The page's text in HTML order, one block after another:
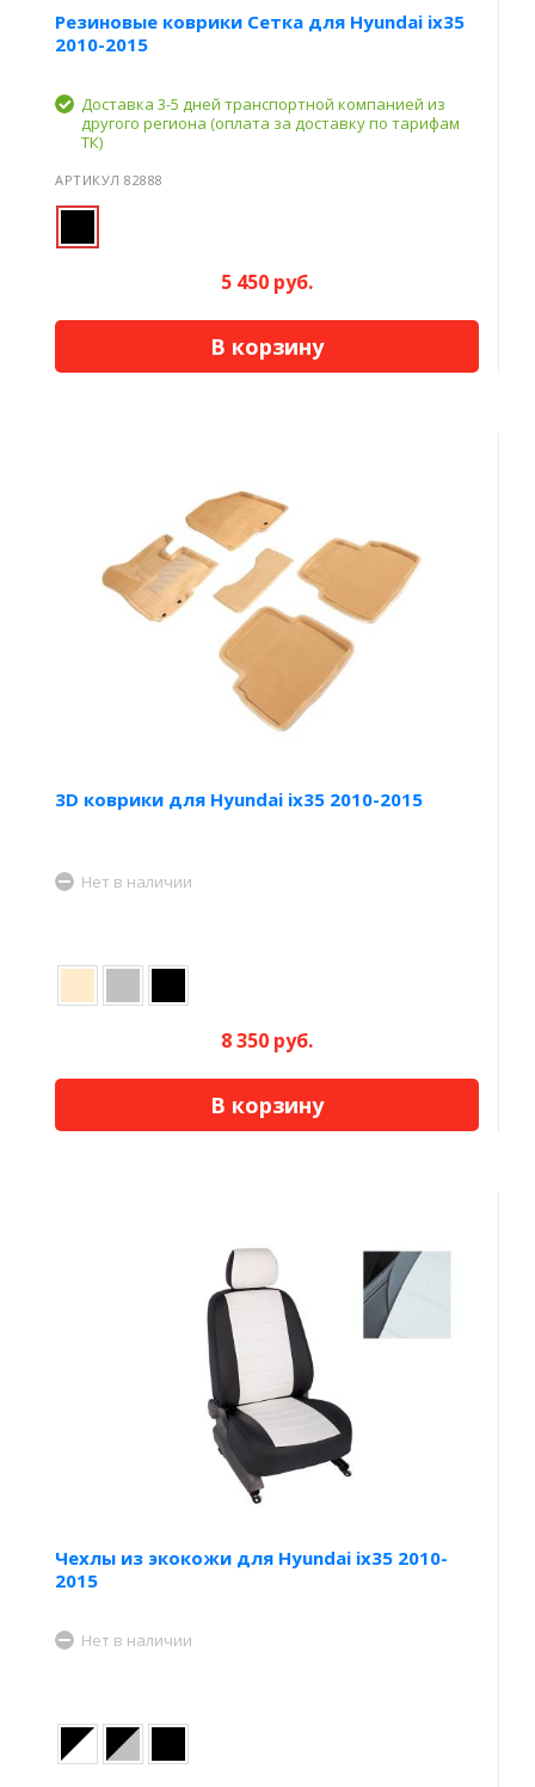
Резиновые коврики Сетка для Hyundai ix35
2010-2015
Доставка 3-5 дней транспортной компанией из
другого региона (оплата за доставку по тарифам
ТК)
АРТИКУЛ 82888
5 450 руб.
В корзину
3D коврики для Hyundai ix35 2010-2015
Нет в наличии
8 350 руб.
В корзину
Чехлы из экокожи для Hyundai ix35 2010-
2015
Нет в наличии